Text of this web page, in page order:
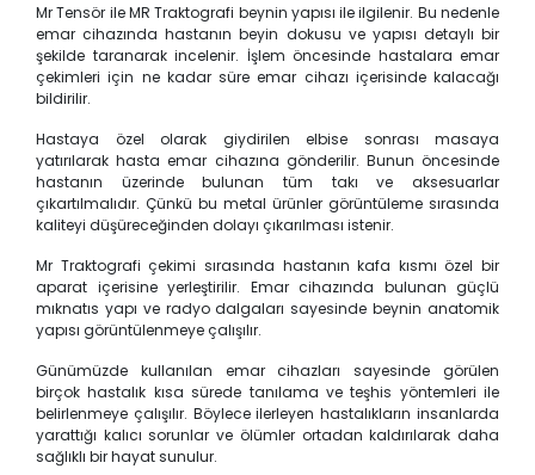
Mr Tensör ile MR Traktografi beynin yapısı ile ilgilenir. Bu nedenle
emar cihazında hastanın beyin dokusu ve yapısı detaylı bir
şekilde taranarak incelenir. İşlem öncesinde hastalara emar
çekimleri için ne kadar süre emar cihazı içerisinde kalacağı
bildirilir.
Hastaya özel olarak giydirilen elbise sonrası masaya
yatırılarak hasta emar cihazına gönderilir. Bunun öncesinde
hastanın üzerinde bulunan tüm takı ve aksesuarlar
çıkartılmalıdır. Çünkü bu metal ürünler görüntüleme sırasında
kaliteyi düşüreceğinden dolayı çıkarılması istenir.
Mr Traktografi çekimi sırasında hastanın kafa kısmı özel bir
aparat içerisine yerleştirilir. Emar cihazında bulunan güçlü
mıknatıs yapı ve radyo dalgaları sayesinde beynin anatomik
yapısı görüntülenmeye çalışılır.
Günümüzde kullanılan emar cihazları sayesinde görülen
birçok hastalık kısa sürede tanılama ve teşhis yöntemleri ile
belirlenmeye çalışılır. Böylece ilerleyen hastalıkların insanlarda
yarattığı kalıcı sorunlar ve ölümler ortadan kaldırılarak daha
sağlıklı bir hayat sunulur.